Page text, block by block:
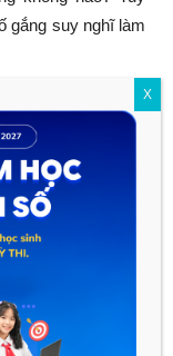
gắng suy nghĩ làm
loại trừ
sẽ có tất cả các
đối với những câu
án thì teen có thể
Chắc chắn sẽ
cho toàn đáp án
X